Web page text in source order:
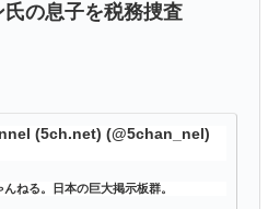
の息子を税務捜査
(5ch.net) (@5chan_nel)
んねる。日本の巨大掲示板群。